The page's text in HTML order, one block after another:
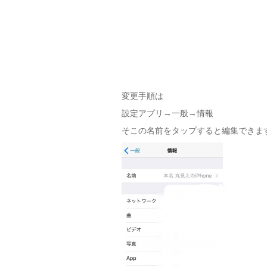
変更手順は
設定アプリ→一般→情報
そこの名前をタップすると編集できま